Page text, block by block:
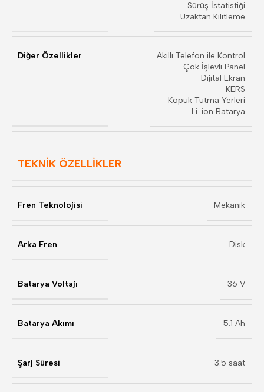
Sürüş İstatistiği
Uzaktan Kilitleme
Diğer Özellikler
Akıllı Telefon ile Kontrol
Çok İşlevli Panel
Dijital Ekran
KERS
Köpük Tutma Yerleri
Li-ion Batarya
TEKNİK ÖZELLİKLER
Fren Teknolojisi Mekanik
Arka Fren Disk
Batarya Voltajı 36 V
Batarya Akımı 5.1 Ah
Şarj Süresi 3.5 saat